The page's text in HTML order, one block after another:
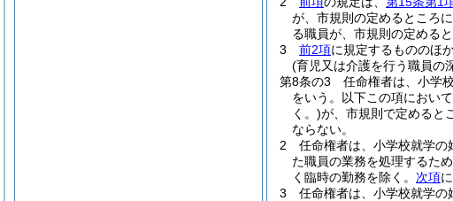
が、市規則の定めるところ
る職員が、市規則の定める
3
前2項に規定するもののほ
(育児又は介護を行う職員の
第8条の3
任命権者は、小学
をいう。以下この項におい
く。)が、市規則で定めると
ならない。
2
任命権者は、小学校就学
た職員の業務を処理するた
く臨時の勤務を除く。 次項
3
任命権者は、小学校就学